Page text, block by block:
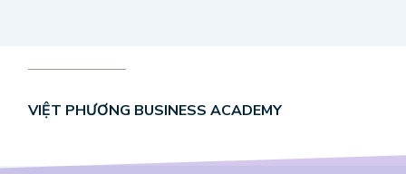
-
VIỆT PHƯƠNG BUSINESS ACADEMY